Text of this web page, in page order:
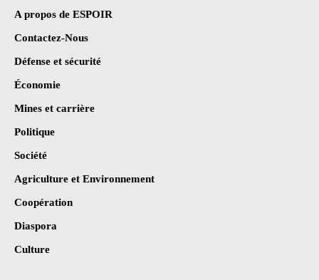
A propos de ESPOIR
Contactez-Nous
Défense et sécurité
Économie
Mines et carrière
Politique
Société
Agriculture et Environnement
Coopération
Diaspora
Culture